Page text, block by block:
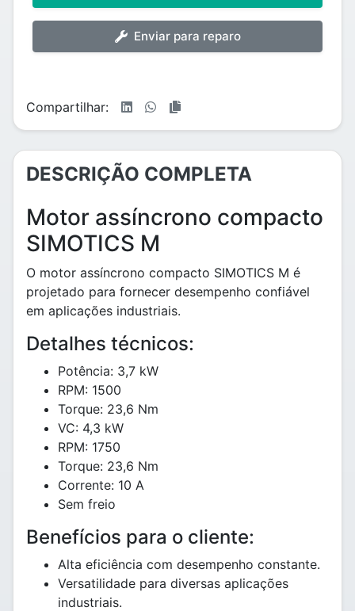
Enviar para reparo
Compartilhar:
DESCRIÇÃO COMPLETA
Motor assíncrono compacto
SIMOTICS M
O motor assíncrono compacto SIMOTICS M é
projetado para fornecer desempenho confiável
em aplicações industriais.
Detalhes técnicos:
Potência: 3,7 kW
RPM: 1500
Torque: 23,6 Nm
VC: 4,3 kW
RPM: 1750
Torque: 23,6 Nm
Corrente: 10 A
Sem freio
Benefícios para o cliente:
Alta eficiência com desempenho constante.
Versatilidade para diversas aplicações
industriais.